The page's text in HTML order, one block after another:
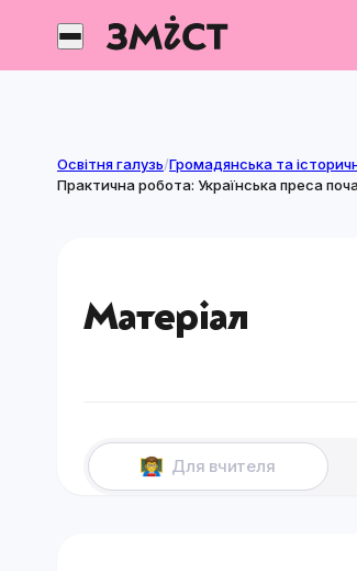
Перейти
Освітня галузь/Громадянська та
Практична робота: Українська преса
Матеріал
Для вчителя